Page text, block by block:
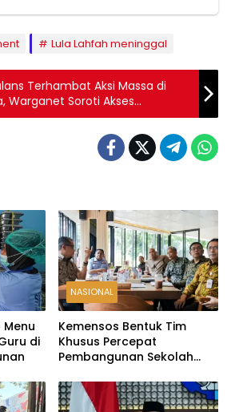
Lula Lahfah meninggal
Terhambat Aksi Massa di
Warganet Soroti Akses
Darurat
di
NASIONAL
Kemensos Bentuk Tim
Khusus Percepat
Pembangunan Sekolah